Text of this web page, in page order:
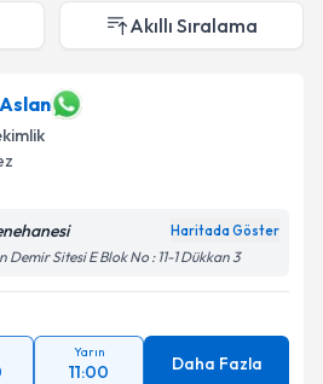
Akıllı Sıralama
Haritada Göster
Demir Sitesi E Blok No : 11-1 Dükkan 3
Yarın
11:00 Daha Fazla